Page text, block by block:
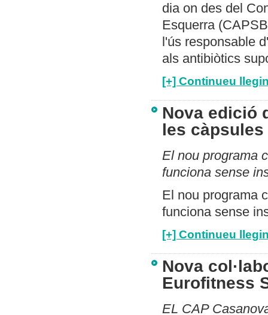
dia on des del
Esquerra
l'ús responsable
als antibiòtics
[+] Continueu
Nova edició
les
El nou programa
funciona sense
El nou programa
funciona sense
[+] Continueu
Nova
Eurofitness
EL CAP